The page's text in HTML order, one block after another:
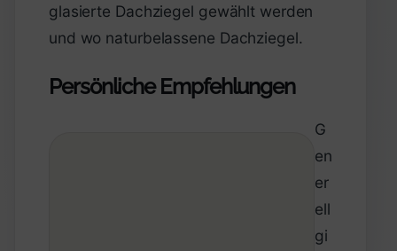
glasierte Dachziegel gewählt werden
und wo naturbelassene Dachziegel.
Persönliche Empfehlungen
G
en
er
ell
gi